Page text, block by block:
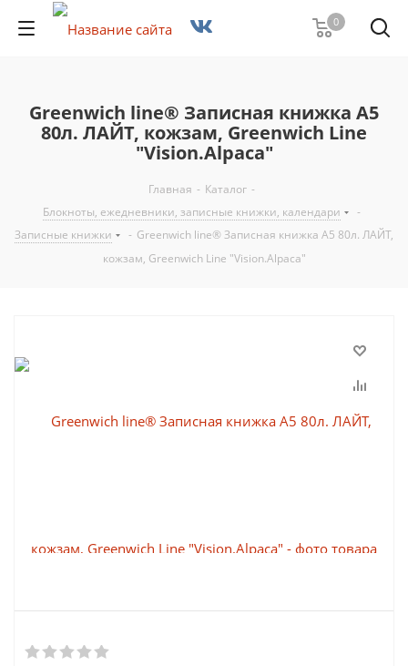
0
Greenwich line® Записная книжка А5
80л. ЛАЙТ, кожзам, Greenwich Line
"Vision.Alpaca"
Главная - Каталог -
Блокноты, ежедневники, записные книжки, календари
-
Записные книжки
- Greenwich line® Записная книжка А5 80л. ЛАЙТ,
кожзам, Greenwich Line "Vision.Alpaca"